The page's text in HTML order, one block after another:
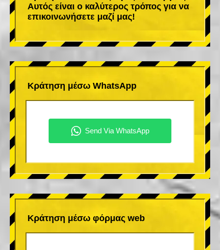
Αυτός είναι ο καλύτερος τρόπος για να
επικοινωνήσετε μαζί μας!
Κράτηση μέσω WhatsApp
Κράτηση μέσω φόρμας web